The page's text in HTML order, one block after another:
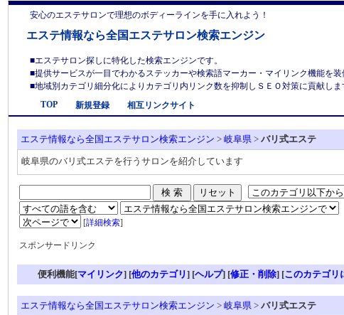
安心のエステサロンで理想のボディーラインを手に入れよう！
エステ情報なら全国エステサロン検索エンジン
■エステサロン探しに特化した検索エンジンです。
■提供サービスが一目でわかるステッカーや検索語マーカー・マイリンク機能を装
■地域別カテゴリ細分化によりカテゴリ内リンク数を抑制しＳＥＯ対策に貢献し
TOP
新規登録 相互リンクサイト
エステ情報なら全国エステサロン検索エンジン > 岐阜県 > バリ式エステ
岐阜県のバリ式エステを行うサロンを紹介しています
[詳細検索]
スポンサードリンク
便利機能[マイリンク] [他のカテゴリ] [ヘルプ] [修正・削除] [このカテゴリ
エステ情報なら全国エステサロン検索エンジン > 岐阜県 > バリ式エステ